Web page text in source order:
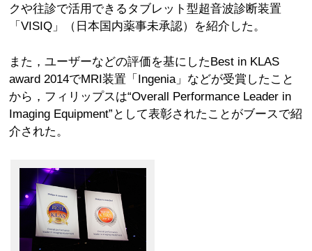
クや往診で活用できるタブレット型超音波診断装置
「VISIQ」（日本国内薬事未承認）を紹介した。
また，ユーザーなどの評価を基にしたBest in KLAS
award 2014でMRI装置「Ingenia」などが受賞したこと
から，フィリップスは“Overall Performance Leader in
Imaging Equipment”として表彰されたことがブースで紹
介された。